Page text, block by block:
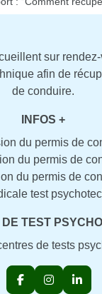
sur
afin de
de conduire.
INFOS +
du permis de
du permis de
du permis de
test
TEST
de tests